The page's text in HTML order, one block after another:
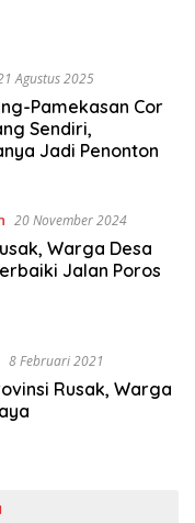
Agustus 2025
Pamekasan Cor
Sendiri,
Jadi Penonton
20 November 2024
Warga Desa
Jalan Poros
8 Februari 2021
Rusak, Warga